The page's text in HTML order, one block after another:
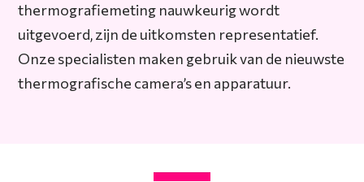
thermografiemeting nauwkeurig wordt
uitgevoerd, zijn de uitkomsten representatief.
Onze specialisten maken gebruik van de nieuwste
thermografische camera’s en apparatuur.